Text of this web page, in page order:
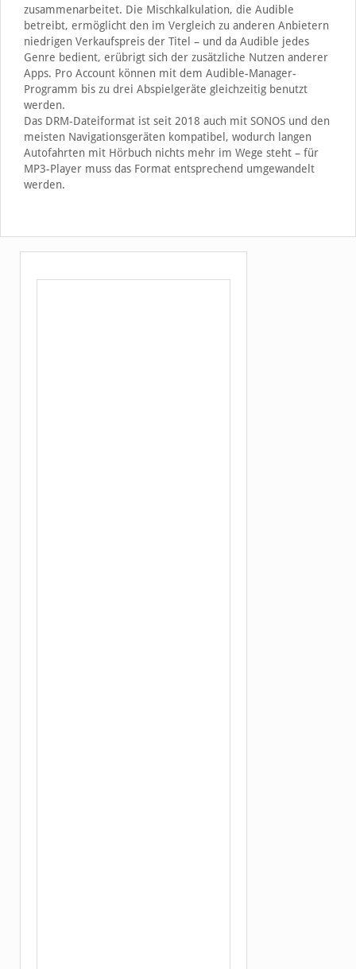
zusammenarbeitet. Die Mischkalkulation, die Audible
betreibt, ermöglicht den im Vergleich zu anderen Anbietern
niedrigen Verkaufspreis der Titel – und da Audible jedes
Genre bedient, erübrigt sich der zusätzliche Nutzen anderer
Apps. Pro Account können mit dem Audible-Manager-
Programm bis zu drei Abspielgeräte gleichzeitig benutzt
werden.
Das DRM-Dateiformat ist seit 2018 auch mit SONOS und den
meisten Navigationsgeräten kompatibel, wodurch langen
Autofahrten mit Hörbuch nichts mehr im Wege steht – für
MP3-Player muss das Format entsprechend umgewandelt
werden.